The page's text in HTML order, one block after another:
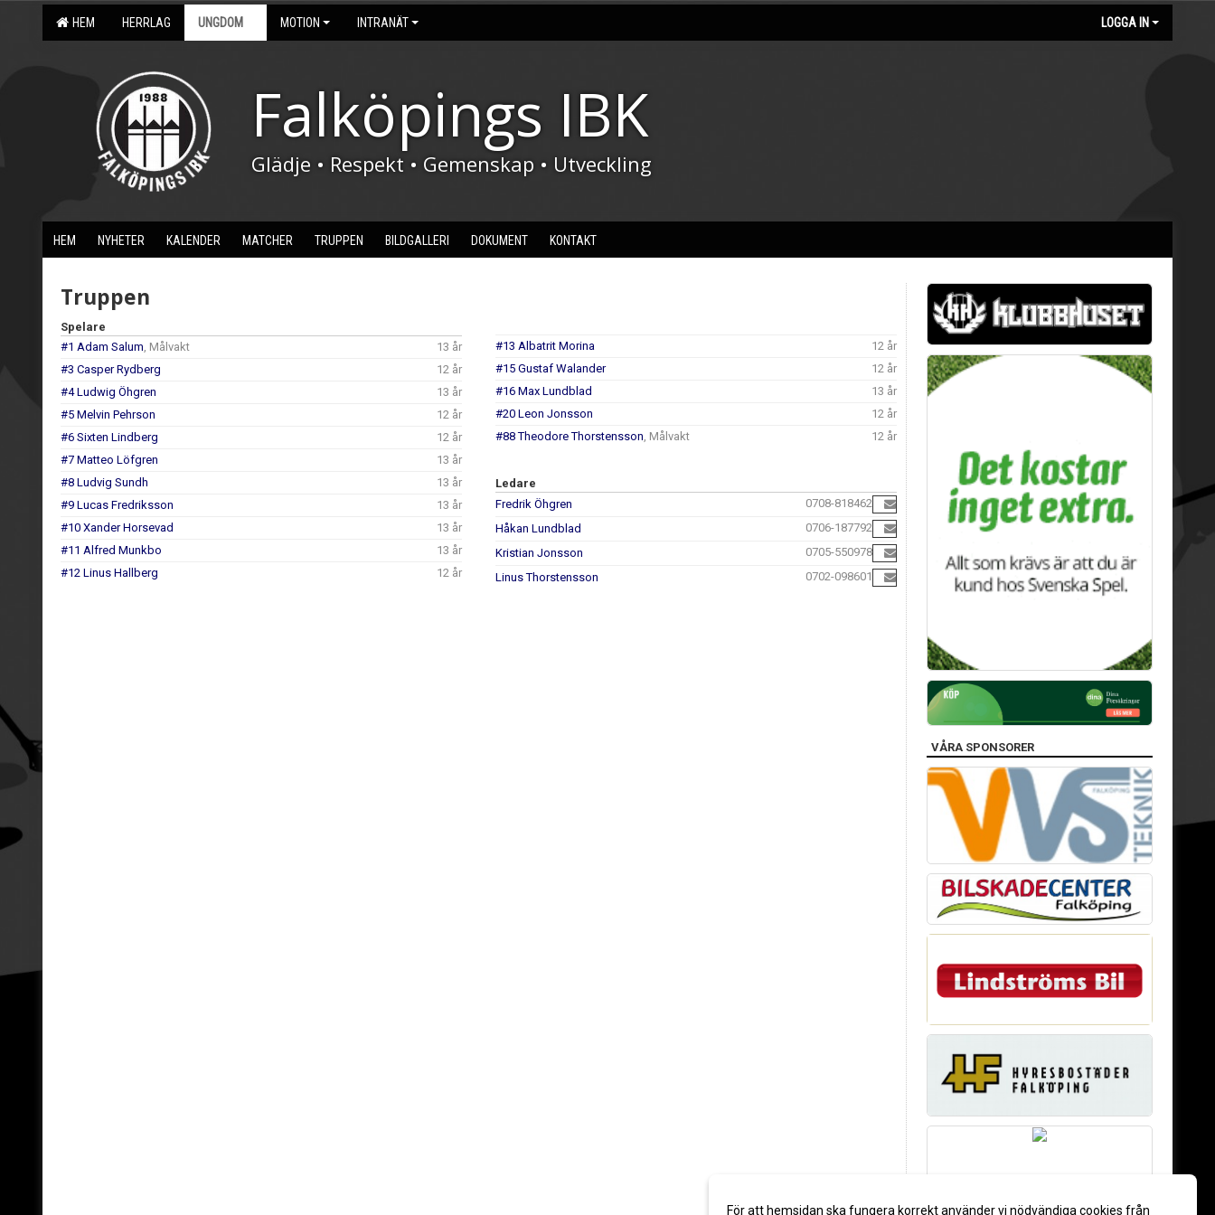
HEM HERRLAG UNGDOM MOTION INTRANÄT LOGGA IN
Falköpings IBK
Glädje • Respekt • Gemenskap • Utveckling
HEM NYHETER KALENDER MATCHER TRUPPEN BILDGALLERI DOKUMENT KONTAKT
Truppen
Spelare
#1 Adam Salum, Målvakt
13 år
#3 Casper Rydberg
12 år
#4 Ludwig Öhgren
13 år
#5 Melvin Pehrson
12 år
#6 Sixten Lindberg
12 år
#7 Matteo Löfgren
13 år
#8 Ludvig Sundh
13 år
#9 Lucas Fredriksson
13 år
#10 Xander Horsevad
13 år
#11 Alfred Munkbo
13 år
#12 Linus Hallberg
12 år
#13 Albatrit Morina
12 år
#15 Gustaf Walander
12 år
#16 Max Lundblad
13 år
#20 Leon Jonsson
12 år
#88 Theodore Thorstensson, Målvakt 12 år
Ledare
Fredrik Öhgren
0708-818462
Håkan Lundblad
0706-187792
Kristian Jonsson
0705-550978
Linus Thorstensson
0702-098601
VÅRA SPONSORER
För att hemsidan ska fungera korrekt använder vi nödvändiga cookies från